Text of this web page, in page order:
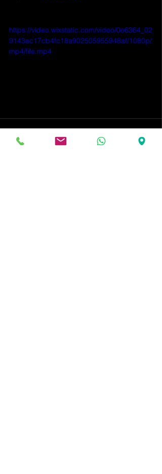
https://video.wixstatic.com/video/0e6364_02
9143ac17cb4fc18a902505955948af/1080p/
mp4/file.mp4